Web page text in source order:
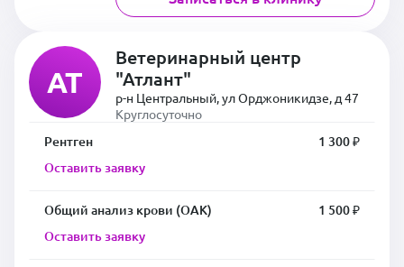
АТ
Ветеринарный центр
"Атлант"
р-н Центральный, ул Орджоникидзе, д 47
Круглосуточно
Рентген
1 300 ₽
Оставить заявку
Общий анализ крови (ОАК)
1 500 ₽
Оставить заявку